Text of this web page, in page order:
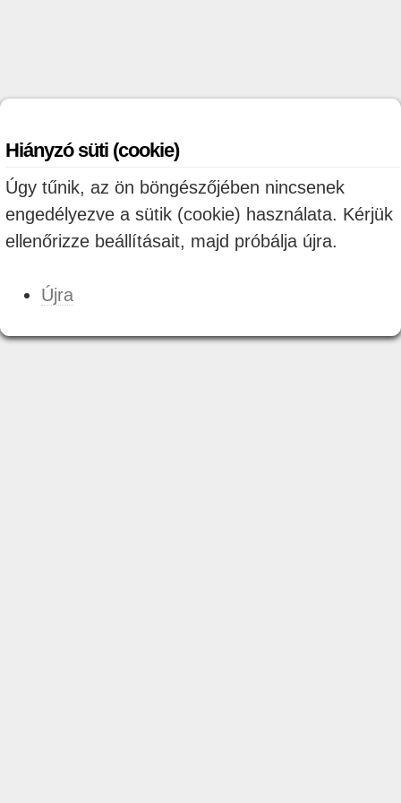
Hiányzó süti (cookie)
Úgy tűnik, az ön böngészőjében nincsenek
engedélyezve a sütik (cookie) használata. Kérjük
ellenőrizze beállításait, majd próbálja újra.
Újra